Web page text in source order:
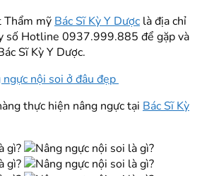
Thẩm mỹ Bác Sĩ Kỳ Y Dược là địa chỉ
số Hotline 0937.999.885 để gặp và
Sĩ Kỳ Y Dược.
ngực nội soi ở đâu đẹp
thực hiện nâng ngực tại Bác Sĩ Kỳ